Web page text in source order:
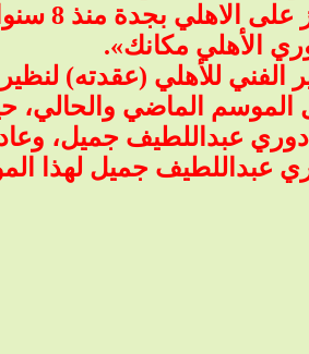
استمرت
الأهلي مكانك».
للأهلي (عقدته)
الموسم الماضي
دوري عبداللطيف جميل،
عبداللطيف جميل لهذا